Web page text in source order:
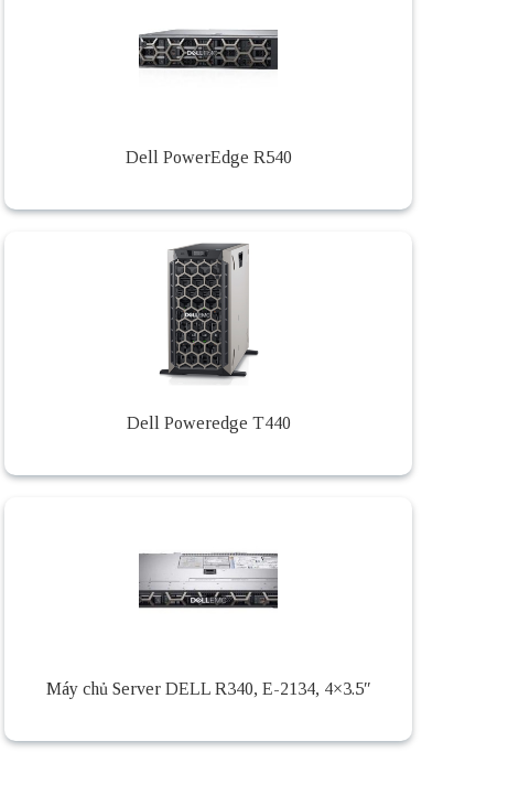
Dell PowerEdge R540
Dell Poweredge T440
Máy chủ Server DELL R340, E-2134, 4×3.5″